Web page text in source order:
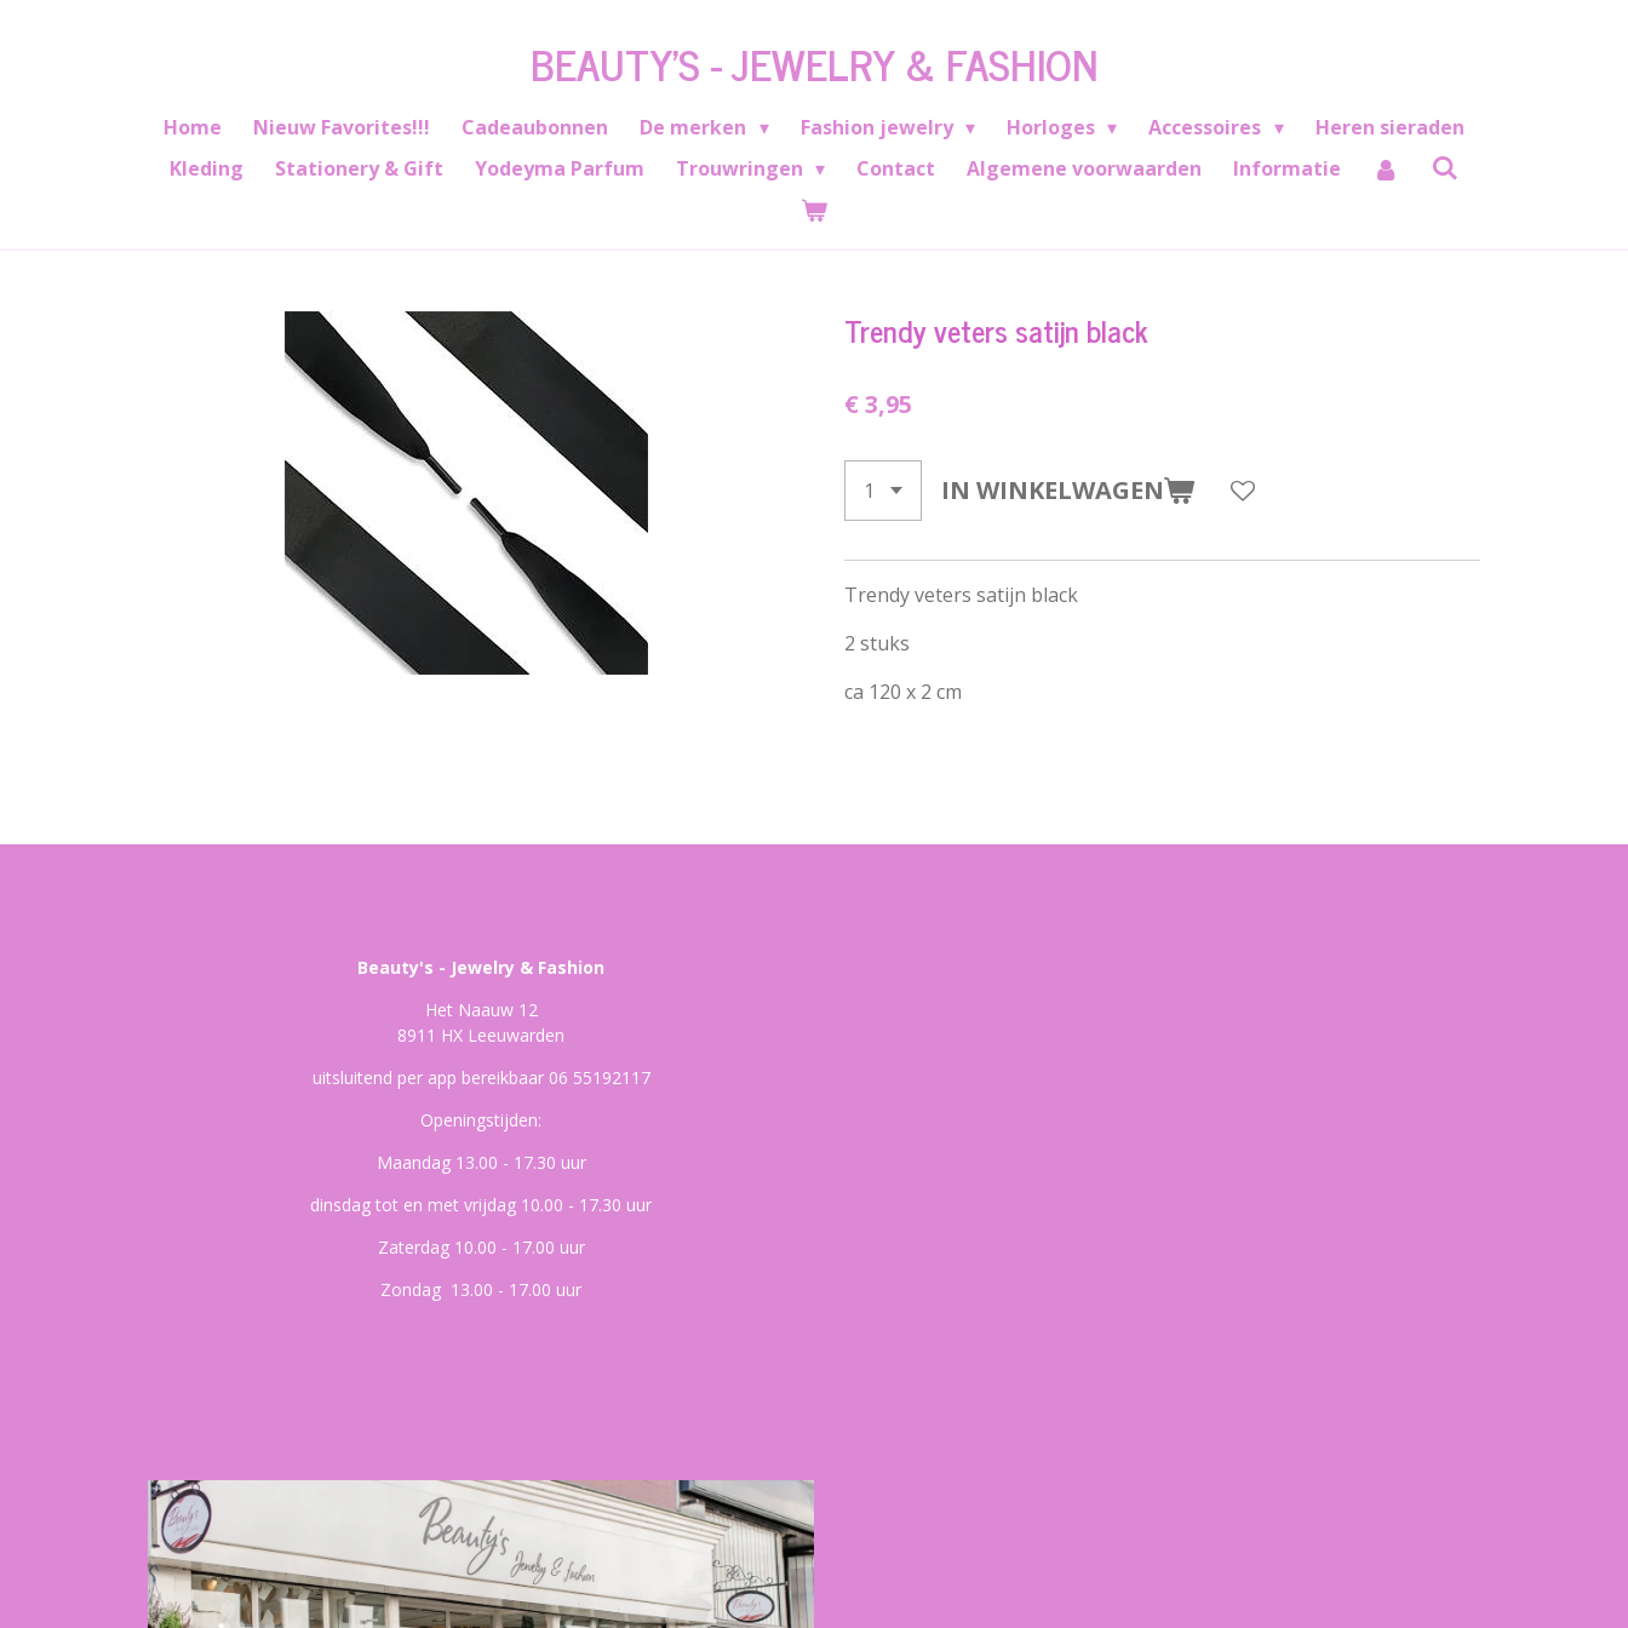
BEAUTY'S - JEWELRY & FASHION
Home Nieuw Favorites!!! Cadeaubonnen De merken Fashion jewelry Horloges Accessoires
Heren sieraden
Kleding
Stationery & Gift Yodeyma Parfum Trouwringen Contact Algemene voorwaarden Informatie
Trendy veters satijn black
€ 3,95
IN WINKELWAGEN
Trendy veters satijn black
2 stuks
ca 120 x 2 cm
Beauty's - Jewelry & Fashion
Het Naauw 12
8911 HX Leeuwarden
uitsluitend per app bereikbaar 06 55192117
Openingstijden:
Maandag 13.00 - 17.30 uur
dinsdag tot en met vrijdag 10.00 - 17.30 uur
Zaterdag 10.00 - 17.00 uur
Zondag 13.00 - 17.00 uur